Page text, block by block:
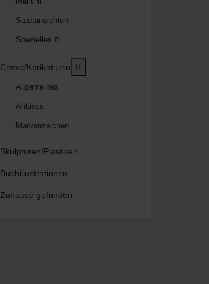
Stadtansichten
Spezielles
Comic/Karikaturen
Allgemeines
Anlässe
Markenzeichen
Skulpturen/Plastiken
Buchillustrationen
Zuhause gefunden